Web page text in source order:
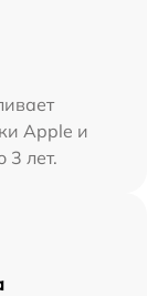
Apple и
3 лет.